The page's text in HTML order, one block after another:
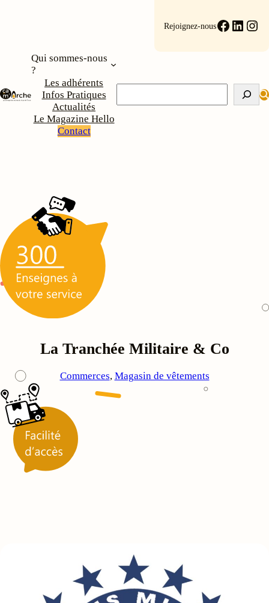
Rejoignez-nous
Qui sommes-nous
?
Les adhérents
Infos Pratiques
Actualités
Le Magazine Hello
Contact
La Tranchée Militaire & Co
Commerces, Magasin de vêtements